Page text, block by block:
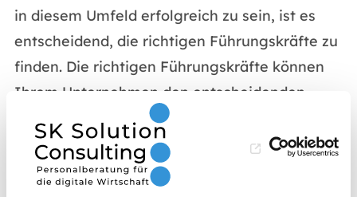
in diesem Umfeld erfolgreich zu sein, ist es
entscheidend, die richtigen Führungskräfte zu
finden. Die richtigen Führungskräfte können
Ihrem Unternehmen den entscheidenden
Wettbewerbsvorteil verschaffen.
Wir von SK Solution Consulting sind einen